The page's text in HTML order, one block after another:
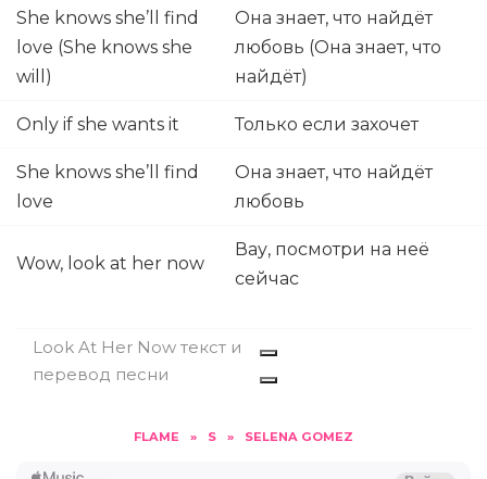
She knows she’ll find
love (She knows she
will)
Она знает, что найдёт
любовь (Она знает, что
найдёт)
Only if she wants it Только если захочет
She knows she’ll find
love
Она знает, что найдёт
любовь
Wow, look at her now
Вау, посмотри на неё
сейчас
Look At Her Now текст и
перевод песни
FLAME » S » SELENA GOMEZ